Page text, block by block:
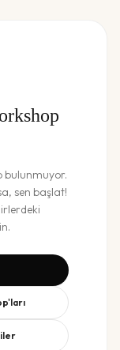
bulunmuyor.
sen başlat!